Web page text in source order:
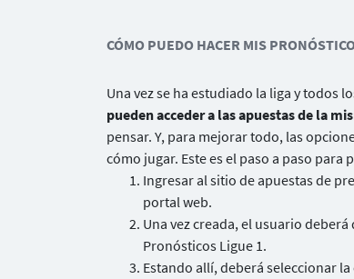
CÓMO PUEDO HACER MIS
Una vez se ha estudiado la liga y todos
pueden acceder a las apuestas de la
pensar. Y, para mejorar todo, las
cómo jugar. Este es el paso a paso para
Ingresar al sitio de apuestas de
portal web.
Una vez creada, el usuario
Pronósticos Ligue 1.
Estando allí, deberá seleccionar